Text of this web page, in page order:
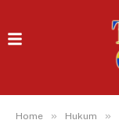
Home » Hukum »